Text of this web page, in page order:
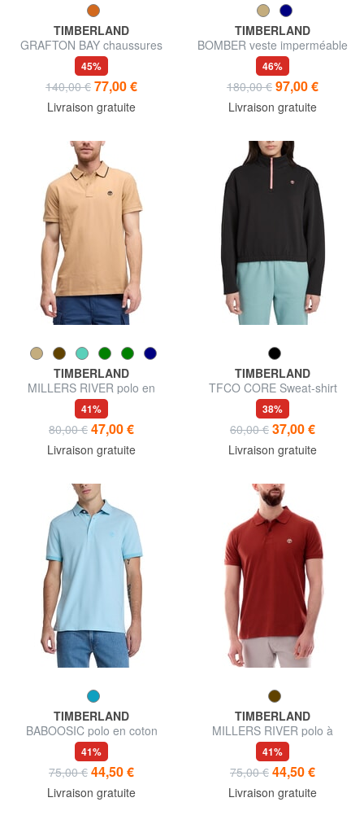
TIMBERLAND
GRAFTON BAY chaussures
de voile en cuir
45%
140,00 € 77,00 €
Livraison gratuite
TIMBERLAND
BOMBER veste imperméable
46%
180,00 € 97,00 €
Livraison gratuite
TIMBERLAND
MILLERS RIVER polo en
coton
41%
80,00 € 47,00 €
Livraison gratuite
TIMBERLAND
TFCO CORE Sweat-shirt
38%
60,00 € 37,00 €
Livraison gratuite
TIMBERLAND
BABOOSIC polo en coton
41%
75,00 € 44,50 €
Livraison gratuite
TIMBERLAND
MILLERS RIVER polo à
manches courtes
41%
75,00 € 44,50 €
Livraison gratuite